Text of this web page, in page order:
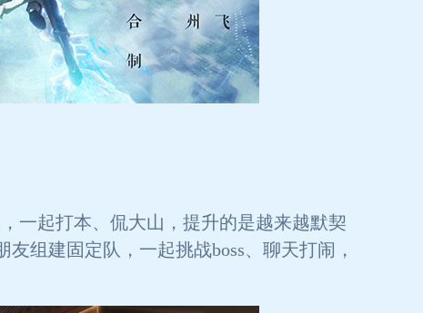
一起打本、侃大山，提升的是越来越默契
组建固定队，一起挑战boss、聊天打闹，